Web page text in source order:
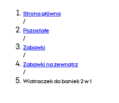
Strona główna
/
Pozostałe
/
Zabawki
/
Zabawki na zewnątrz
/
Wiatraczek do baniek 2 w 1